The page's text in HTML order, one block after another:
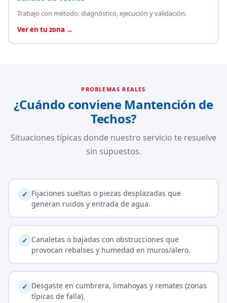
Trabajo con método: diagnóstico, ejecución y validación.
Ver en tu zona →
PROBLEMAS REALES
¿Cuándo conviene Mantención de
Techos?
Situaciones típicas donde nuestro servicio te resuelve
sin supuestos.
✓ Fijaciones sueltas o piezas desplazadas que
generan ruidos y entrada de agua.
✓ Canaletas o bajadas con obstrucciones que
provocan rebalses y humedad en muros/alero.
✓ Desgaste en cumbrera, limahoyas y remates (zonas
típicas de falla).